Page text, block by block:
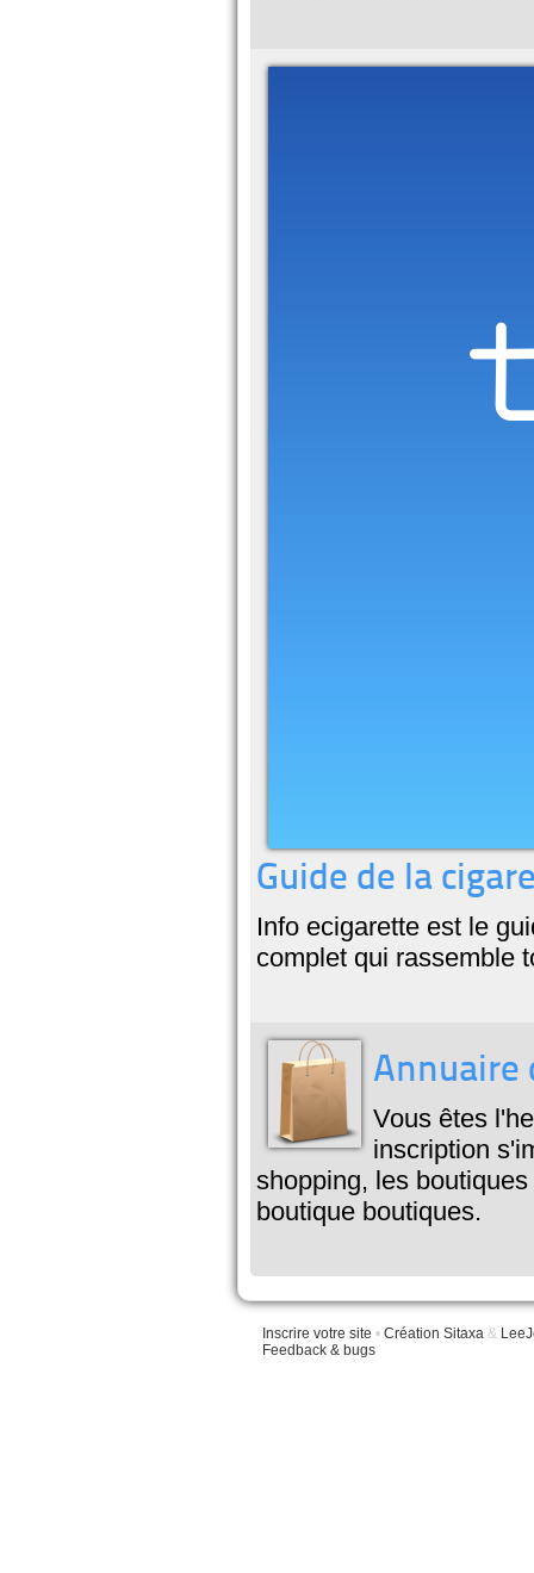
Guide de la
Info ecigarette est le
complet qui rassemble
Annuaire
Vous êtes
inscription
shopping, les
boutique boutiques.
Inscrire votre site • Création Sitaxa &
Feedback & bugs